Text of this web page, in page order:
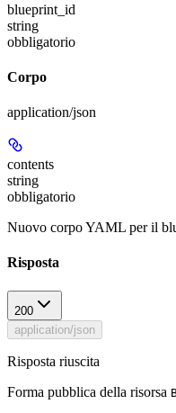
blueprint_id
string
obbligatorio
Corpo
application/json
contents
string
obbligatorio
Nuovo corpo YAML per il
Risposta
200
application/json
Risposta riuscita
Forma pubblica della risorsa